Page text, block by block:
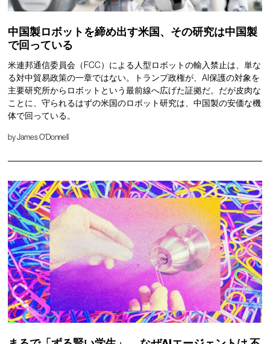
中国製ロボットを締め出す米国、その研究は中国製
で回っている
米連邦通信委員会（FCC）による人型ロボットの輸入禁止は、単な
る対中貿易政策の一章ではない。トランプ政権が、AI保護の対象を
主要研究所からロボットという最前線へ広げた証拠だ。だが皮肉な
ことに、守られるはずの米国のロボット研究は、中国製の安価な機
体で回っている。
byJames O'Donnell